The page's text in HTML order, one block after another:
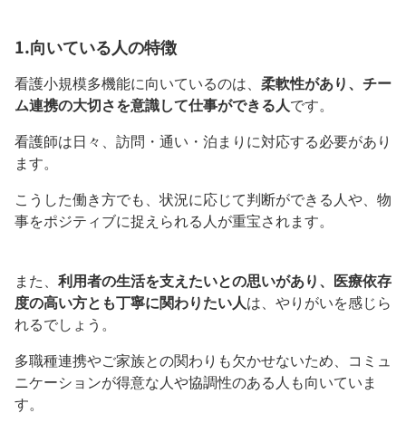
1.向いている人の特徴
看護小規模多機能に向いているのは、 柔軟性があり、チー
ム連携の大切さを意識して仕事ができる人です。
看護師は日々、訪問・通い・泊まりに対応する必要があり
ます。
こうした働き方でも、状況に応じて判断ができる人や、物
事をポジティブに捉えられる人が重宝されます。
また、 利用者の生活を支えたいとの思いがあり、医療依存
度の高い方とも丁寧に関わりたい人は、やりがいを感じら
れるでしょう。
多職種連携やご家族との関わりも欠かせないため、コミュ
ニケーションが得意な人や協調性のある人も向いていま
す。